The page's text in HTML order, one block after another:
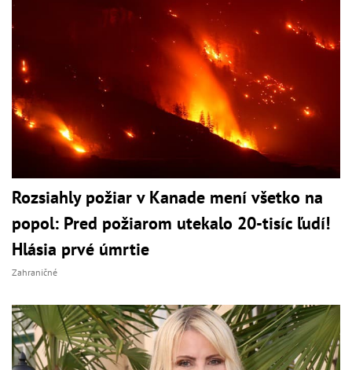
Rozsiahly požiar v Kanade mení všetko na
popol: Pred požiarom utekalo 20-tisíc ľudí!
Hlásia prvé úmrtie
Zahraničné